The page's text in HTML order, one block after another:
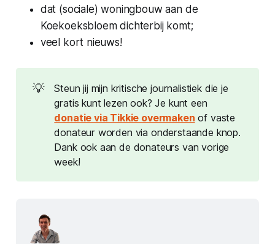
dat (sociale) woningbouw aan de
Koekoeksbloem dichterbij komt;
veel kort nieuws!
💡
Steun jij mijn kritische journalistiek die je
gratis kunt lezen ook? Je kunt een
donatie via Tikkie overmaken of vaste
donateur worden via onderstaande knop.
Dank ook aan de donateurs van vorige
week!